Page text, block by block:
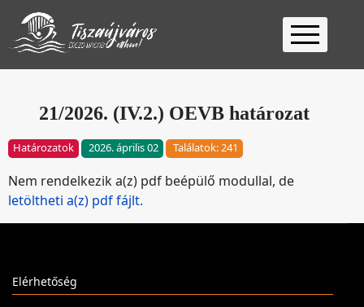
Kezdőlap
2026
21/2026. (IV.2.) OEVB határozat
Határozatok 2026. április 02 Találatok: 241
Nem rendelkezik a(z) pdf beépülő modullal, de
letöltheti a(z) pdf fájlt.
Elérhetőség